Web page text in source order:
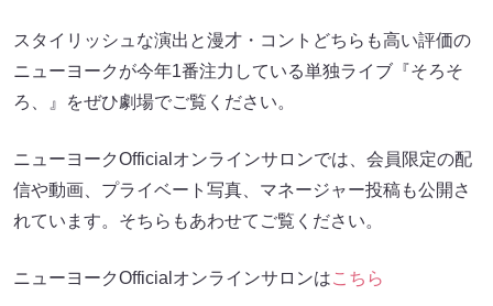
スタイリッシュな演出と漫才・コントどちらも高い評価の
ニューヨークが今年1番注力している単独ライブ『そろそ
ろ、』をぜひ劇場でご覧ください。
ニューヨークOfficialオンラインサロンでは、会員限定の配
信や動画、プライベート写真、マネージャー投稿も公開さ
れています。そちらもあわせてご覧ください。
ニューヨークOfficialオンラインサロンはこちら